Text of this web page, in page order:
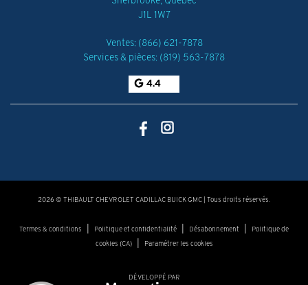
J1L 1W7
Ventes: (866) 621-7878
Services & pièces: (819) 563-7878
4.4
2026 © THIBAULT CHEVROLET CADILLAC BUICK GMC | Tous droits réservés.
Termes & conditions | Politique et confidentialité | Désabonnement |
Politique de
cookies (CA)| Paramétrer les cookies
DÉVELOPPÉ PAR